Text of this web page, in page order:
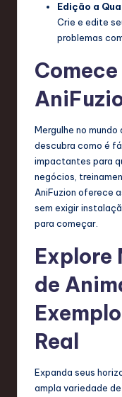
Edição a
Crie e edite
problemas
Mergulhe no
descubra como é
impactantes para
negócios,
AniFuzion oferece
sem exigir
para começar.
Explore
de
Real
Expanda seus
ampla variedade